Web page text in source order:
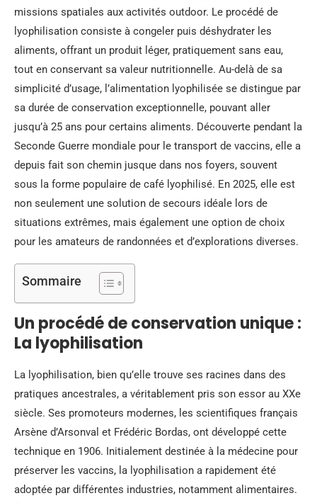
missions spatiales aux activités outdoor. Le procédé de
lyophilisation consiste à congeler puis déshydrater les
aliments, offrant un produit léger, pratiquement sans eau,
tout en conservant sa valeur nutritionnelle. Au-delà de sa
simplicité d’usage, l’alimentation lyophilisée se distingue par
sa durée de conservation exceptionnelle, pouvant aller
jusqu’à 25 ans pour certains aliments. Découverte pendant la
Seconde Guerre mondiale pour le transport de vaccins, elle a
depuis fait son chemin jusque dans nos foyers, souvent
sous la forme populaire de café lyophilisé. En 2025, elle est
non seulement une solution de secours idéale lors de
situations extrêmes, mais également une option de choix
pour les amateurs de randonnées et d’explorations diverses.
Sommaire
Un procédé de conservation unique :
La lyophilisation
La lyophilisation, bien qu’elle trouve ses racines dans des
pratiques ancestrales, a véritablement pris son essor au XXe
siècle. Ses promoteurs modernes, les scientifiques français
Arsène d’Arsonval et Frédéric Bordas, ont développé cette
technique en 1906. Initialement destinée à la médecine pour
préserver les vaccins, la lyophilisation a rapidement été
adoptée par différentes industries, notamment alimentaires.